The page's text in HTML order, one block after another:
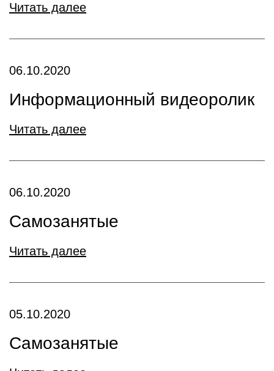
Читать далее
06.10.2020
Информационный видеоролик
Читать далее
06.10.2020
Самозанятые
Читать далее
05.10.2020
Самозанятые